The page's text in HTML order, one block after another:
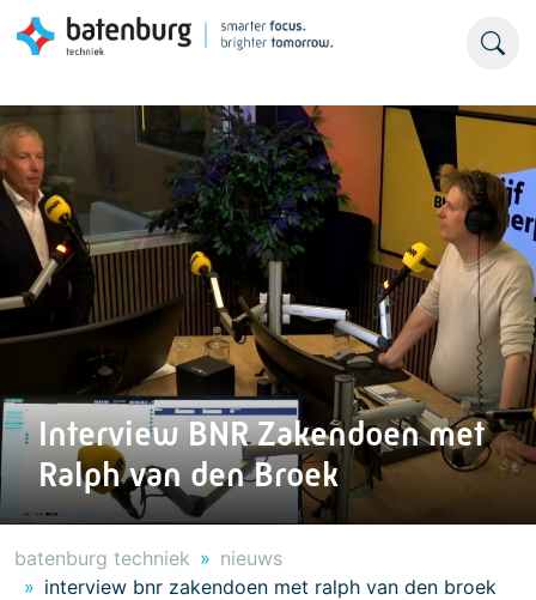
Interview BNR Zakendoen met
Ralph van den Broek
batenburg techniek
nieuws
interview bnr zakendoen met ralph van den broek